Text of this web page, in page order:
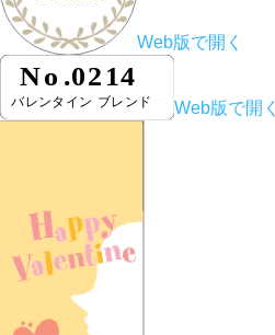
Web版で開く
Web版で開く